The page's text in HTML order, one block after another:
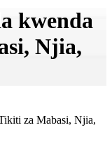
kwenda
Njia,
za Mabasi, Njia,